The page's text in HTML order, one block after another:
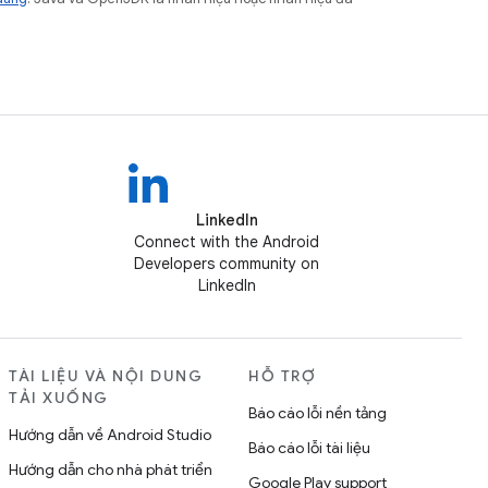
LinkedIn
Connect with the Android
Developers community on
LinkedIn
TÀI LIỆU VÀ NỘI DUNG
TẢI XUỐNG
Hướng dẫn về Android Studio
Hướng dẫn cho nhà phát triển
HỖ TRỢ
Báo cáo lỗi nền tảng
Báo cáo lỗi tài liệu
Google Play support